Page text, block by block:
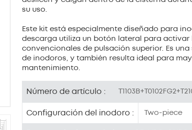
su uso.
Este kit está especialmente diseñado para
descarga utiliza un botón lateral para
convencionales de pulsación superior. Es
de inodoros, y también resulta ideal para
mantenimiento.
Número de artículo :
Configuración del inodoro : Two-piece